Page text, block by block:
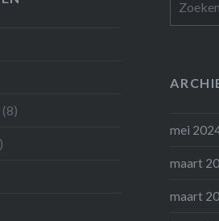
(8)
mei
maart
maart